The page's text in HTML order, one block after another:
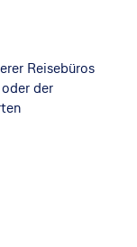
Reisebüros
der